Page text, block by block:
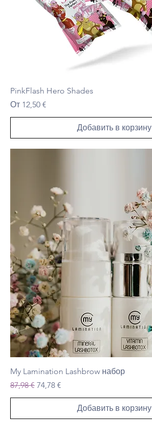
PinkFlash Hero Shades
От 12,50 €
Цена со скидкой
Добавить в корзину
My Lamination Lashbrow набор
Обычная цена
87,98 € Цена со скидкой
74,78 €
Добавить в корзину